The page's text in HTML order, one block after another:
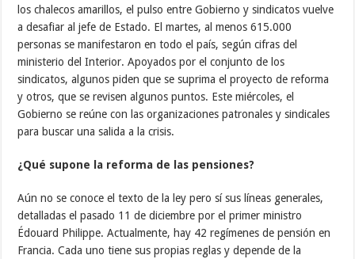
los chalecos amarillos, el pulso entre Gobierno y sindicatos vuelve
a desafiar al jefe de Estado. El martes, al menos 615.000
personas se manifestaron en todo el país, según cifras del
ministerio del Interior. Apoyados por el conjunto de los
sindicatos, algunos piden que se suprima el proyecto de reforma
y otros, que se revisen algunos puntos. Este miércoles, el
Gobierno se reúne con las organizaciones patronales y sindicales
para buscar una salida a la crisis.
¿Qué supone la reforma de las pensiones?
Aún no se conoce el texto de la ley pero sí sus líneas generales,
detalladas el pasado 11 de diciembre por el primer ministro
Édouard Philippe. Actualmente, hay 42 regímenes de pensión en
Francia. Cada uno tiene sus propias reglas y depende de la